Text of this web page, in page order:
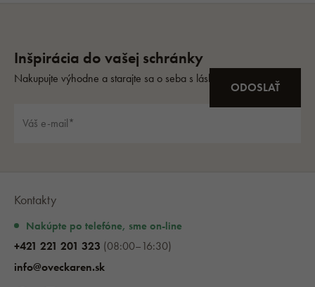
Kontakty
Nakúpte po telefóne, sme on-line
+421 221 201 323 (08:00–16:30)
info@oveckaren.sk